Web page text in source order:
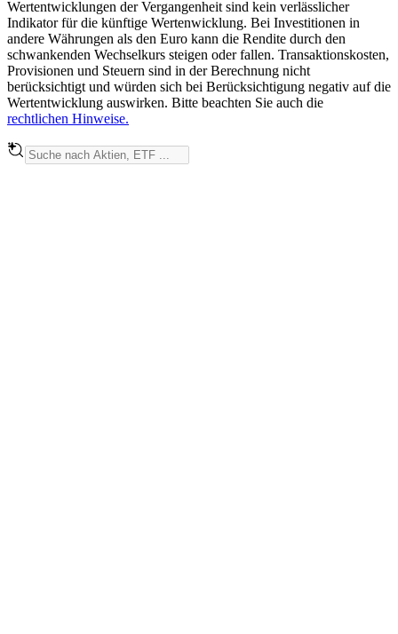
Wertentwicklungen der Vergangenheit sind kein verlässlicher
Indikator für die künftige Wertenwicklung. Bei Investitionen in
andere Währungen als den Euro kann die Rendite durch den
schwankenden Wechselkurs steigen oder fallen. Transaktionskosten,
Provisionen und Steuern sind in der Berechnung nicht
berücksichtigt und würden sich bei Berücksichtigung negativ auf die
Wertentwicklung auswirken. Bitte beachten Sie auch die
rechtlichen Hinweise.